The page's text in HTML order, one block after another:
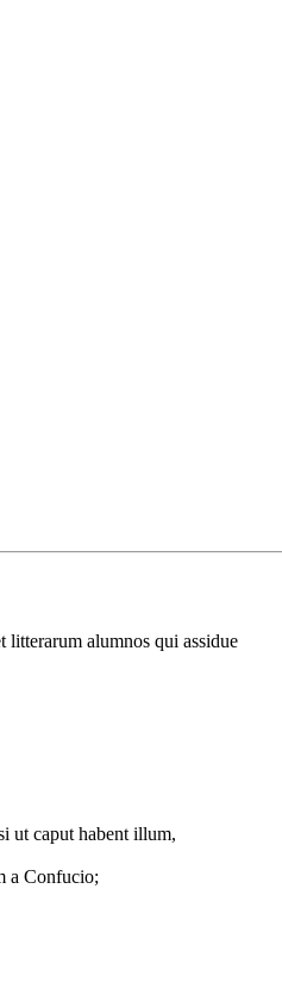
alumnos qui assidue
ut caput habent illum,
a Confucio;